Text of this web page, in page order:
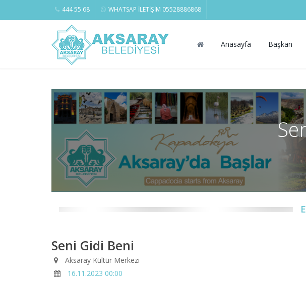
444 55 68 WHATSAP İLETİŞİM 05528886868
Anasayfa Başkan
Seni Gidi Beni
Aksaray Kültür Merkezi
16.11.2023 00:00